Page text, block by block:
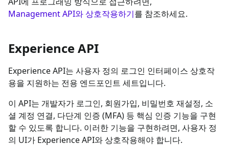
Management API와 상호작용하기를 참조하세요.
Experience API
Experience API는 사용자 정의 로그인 인터페이스 상호작
용을 지원하는 전용 엔드포인트 세트입니다.
이 API는 개발자가 로그인, 회원가입, 비밀번호 재설정, 소
셜 계정 연결, 다단계 인증 (MFA) 등 핵심 인증 기능을 구현
할 수 있도록 합니다. 이러한 기능을 구현하려면, 사용자 정
의 UI가 Experience API와 상호작용해야 합니다.